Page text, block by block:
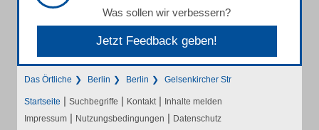
Was sollen wir verbessern?
Jetzt Feedback geben!
Das Örtliche Berlin Berlin Gelsenkircher Str
Startseite | Suchbegriffe | Kontakt | Inhalte melden
Impressum | Nutzungsbedingungen | Datenschutz